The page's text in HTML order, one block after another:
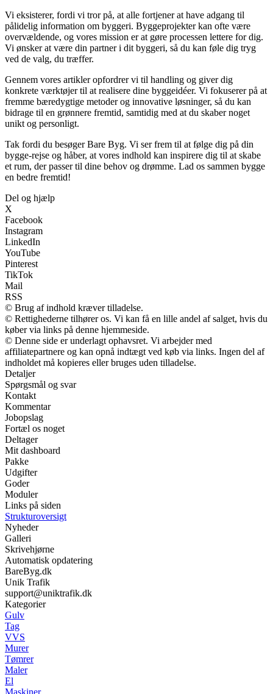
Vi eksisterer, fordi vi tror på, at alle fortjener at have adgang til
pålidelig information om byggeri. Byggeprojekter kan ofte være
overvældende, og vores mission er at gøre processen lettere for dig.
Vi ønsker at være din partner i dit byggeri, så du kan føle dig tryg
ved de valg, du træffer.
Gennem vores artikler opfordrer vi til handling og giver dig
konkrete værktøjer til at realisere dine byggeidéer. Vi fokuserer på at
fremme bæredygtige metoder og innovative løsninger, så du kan
bidrage til en grønnere fremtid, samtidig med at du skaber noget
unikt og personligt.
Tak fordi du besøger Bare Byg. Vi ser frem til at følge dig på din
bygge-rejse og håber, at vores indhold kan inspirere dig til at skabe
et rum, der passer til dine behov og drømme. Lad os sammen bygge
en bedre fremtid!
Del og hjælp
X
Facebook
Instagram
LinkedIn
YouTube
Pinterest
TikTok
Mail
RSS
© Brug af indhold kræver tilladelse.
© Rettighederne tilhører os. Vi kan få en lille andel af salget, hvis du
køber via links på denne hjemmeside.
© Denne side er underlagt ophavsret. Vi arbejder med
affiliatepartnere og kan opnå indtægt ved køb via links. Ingen del af
indholdet må kopieres eller bruges uden tilladelse.
Detaljer
Spørgsmål og svar
Kontakt
Kommentar
Jobopslag
Fortæl os noget
Deltager
Mit dashboard
Pakke
Udgifter
Goder
Moduler
Links på siden
Strukturoversigt
Nyheder
Galleri
Skrivehjørne
Automatisk opdatering
BareByg.dk
Unik Trafik
support@uniktrafik.dk
Kategorier
Gulv
Tag
VVS
Murer
Tømrer
Maler
El
Maskiner